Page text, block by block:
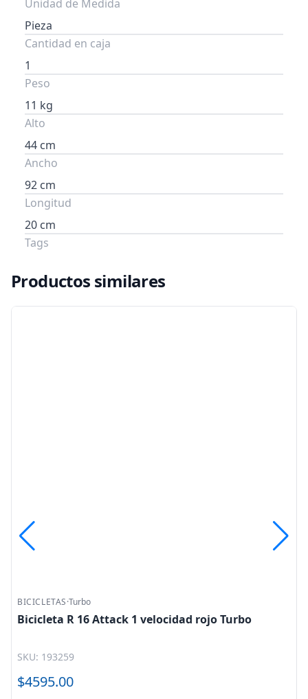
Unidad de Medida
Pieza
Cantidad en caja
1
Peso
11 kg
Alto
44 cm
Ancho
92 cm
Longitud
20 cm
Tags
Productos similares
BICICLETAS·Turbo
Bicicleta R 16 Attack 1 velocidad rojo Turbo
SKU: 193259
$4595.00